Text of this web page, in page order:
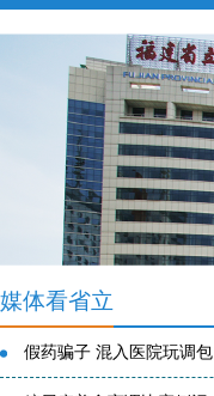
媒体看省立
假药骗子 混入医院玩调包